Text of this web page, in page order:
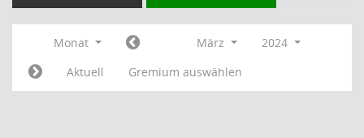
Monat März
2024
Aktuell
Gremium auswählen